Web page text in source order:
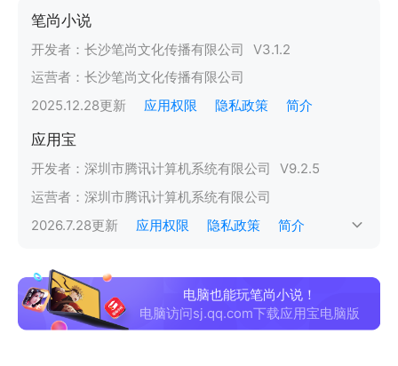
笔尚小说
开发者： 长沙笔尚文化传播有限公司 V3.1.2
运营者： 长沙笔尚文化传播有限公司
2025.12.28更新 应用权限 隐私政策 简介
应用宝
开发者： 深圳市腾讯计算机系统有限公司 V9.2.5
运营者： 深圳市腾讯计算机系统有限公司
2026.7.28更新 应用权限 隐私政策 简介
电脑也能玩笔尚小说！
电脑访问sj.qq.com下载应用宝电脑版